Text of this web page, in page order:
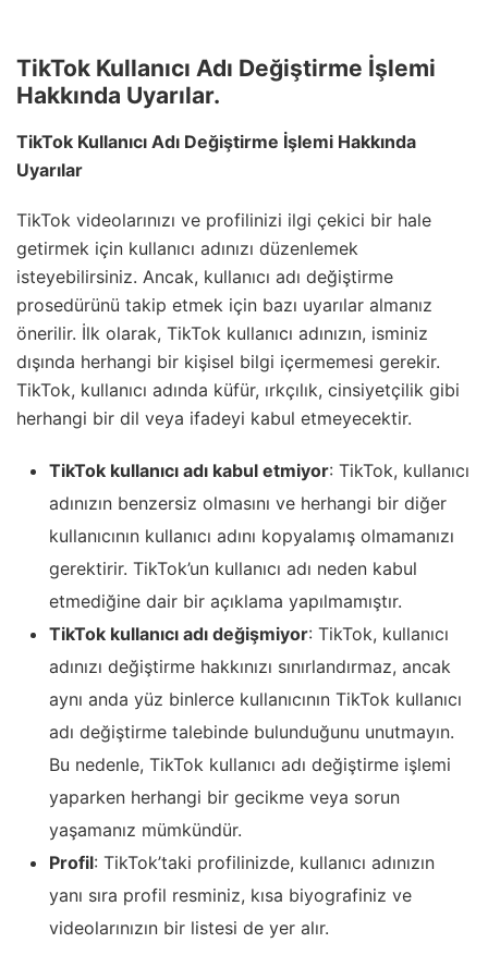
TikTok Kullanıcı Adı Değiştirme İşlemi
Hakkında Uyarılar.
TikTok Kullanıcı Adı Değiştirme İşlemi Hakkında
Uyarılar
TikTok videolarınızı ve profilinizi ilgi çekici bir hale
getirmek için kullanıcı adınızı düzenlemek
isteyebilirsiniz. Ancak, kullanıcı adı değiştirme
prosedürünü takip etmek için bazı uyarılar almanız
önerilir. İlk olarak, TikTok kullanıcı adınızın, isminiz
dışında herhangi bir kişisel bilgi içermemesi gerekir.
TikTok, kullanıcı adında küfür, ırkçılık, cinsiyetçilik gibi
herhangi bir dil veya ifadeyi kabul etmeyecektir.
TikTok kullanıcı adı kabul etmiyor: TikTok, kullanıcı
adınızın benzersiz olmasını ve herhangi bir diğer
kullanıcının kullanıcı adını kopyalamış olmamanızı
gerektirir. TikTok’un kullanıcı adı neden kabul
etmediğine dair bir açıklama yapılmamıştır.
TikTok kullanıcı adı değişmiyor: TikTok, kullanıcı
adınızı değiştirme hakkınızı sınırlandırmaz, ancak
aynı anda yüz binlerce kullanıcının TikTok kullanıcı
adı değiştirme talebinde bulunduğunu unutmayın.
Bu nedenle, TikTok kullanıcı adı değiştirme işlemi
yaparken herhangi bir gecikme veya sorun
yaşamanız mümkündür.
Profil: TikTok’taki profilinizde, kullanıcı adınızın
yanı sıra profil resminiz, kısa biyografiniz ve
videolarınızın bir listesi de yer alır.